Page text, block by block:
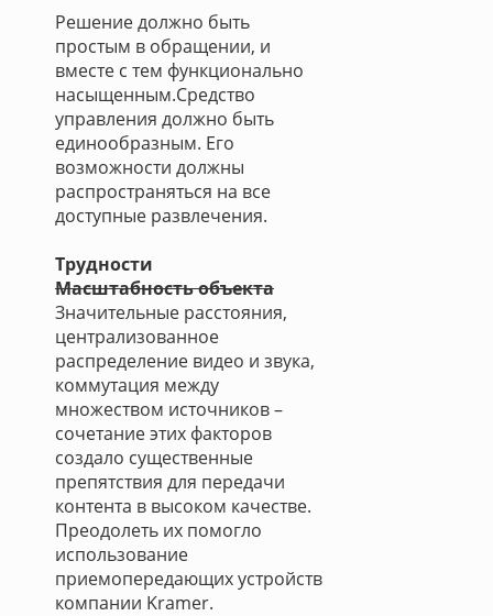
Решение должно быть
простым в обращении, и
вместе с тем функционально
насыщенным.Средство
управления должно быть
единообразным. Его
возможности должны
распространяться на все
доступные развлечения.
Трудности
Масштабность объекта
Значительные расстояния,
централизованное
распределение видео и звука,
коммутация между
множеством источников –
сочетание этих факторов
создало существенные
препятствия для передачи
контента в высоком качестве.
Преодолеть их помогло
использование
приемопередающих устройств
компании Kramer.